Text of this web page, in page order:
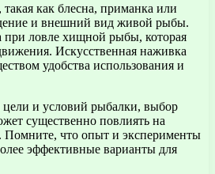
как блесна, приманка или
и внешний вид живой рыбы.
при ловле хищной рыбы, которая
Искусственная наживка
удобства использования и
и условий рыбалки, выбор
существенно повлиять на
Помните, что опыт и эксперименты
эффективные варианты для